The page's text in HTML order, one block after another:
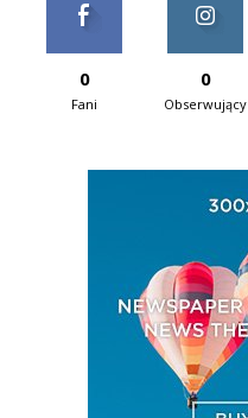
0
Fani
0
Obserwujący